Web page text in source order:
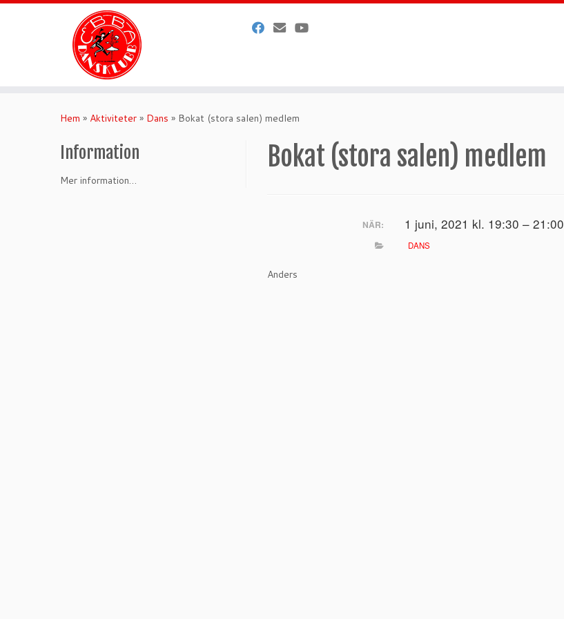
Hem » Aktiviteter » Dans » Bokat (stora salen) medlem
Information
Mer information…
Bokat (stora salen) medlem
NÄR: 1 juni, 2021 kl. 19:30 – 21:00
DANS
Anders